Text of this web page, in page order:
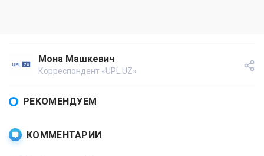
Мона Машкевич
Корреспондент «UPL.UZ»
РЕКОМЕНДУЕМ
КОММЕНТАРИИ